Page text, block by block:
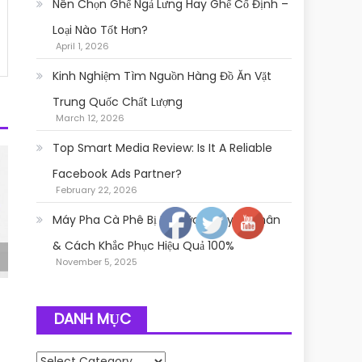
Nên Chọn Ghế Ngả Lưng Hay Ghế Cố Định –
Loại Nào Tốt Hơn?
April 1, 2026
Kinh Nghiệm Tìm Nguồn Hàng Đồ Ăn Vặt
Trung Quốc Chất Lượng
March 12, 2026
Top Smart Media Review: Is It A Reliable
Facebook Ads Partner?
February 22, 2026
Máy Pha Cà Phê Bị Rỉ Nước: Nguyên Nhân
& Cách Khắc Phục Hiệu Quả 100%
November 5, 2025
DANH MỤC